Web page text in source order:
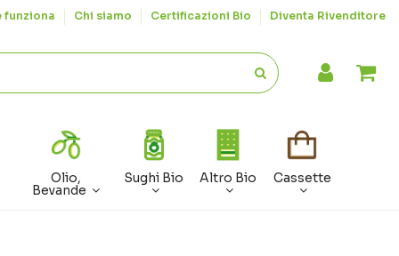
funziona Chi siamo Certificazioni Bio Diventa Rivenditore
Olio,
Bevande
Sughi Bio Altro Bio Cassette